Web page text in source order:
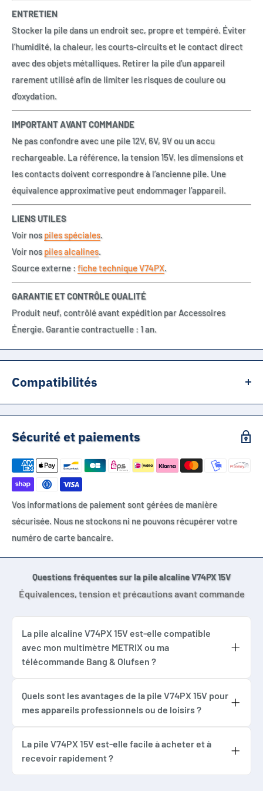
ENTRETIEN
Stocker la pile dans un endroit sec, propre et tempéré. Éviter
l’humidité, la chaleur, les courts-circuits et le contact direct
avec des objets métalliques. Retirer la pile d’un appareil
rarement utilisé afin de limiter les risques de coulure ou
d’oxydation.
IMPORTANT AVANT COMMANDE
Ne pas confondre avec une pile 12V, 6V, 9V ou un accu
rechargeable. La référence, la tension 15V, les dimensions et
les contacts doivent correspondre à l’ancienne pile. Une
équivalence approximative peut endommager l’appareil.
LIENS UTILES
Voir nospiles spéciales.
Voir nospiles alcalines.
Source externe : fiche technique V74PX.
GARANTIE ET CONTRÔLE QUALITÉ
Produit neuf, contrôlé avant expédition par Accessoires
Énergie. Garantie contractuelle : 1 an.
Compatibilités
V74PX
MN154
10LR54
PX74
504
220A
A220
KA74
NEDA 220
10LF54
Appareils de mesure
Déclencheurs photo
Sécurité et paiements
Vos informations de paiement sont gérées de manière
sécurisée. Nous ne stockons ni ne pouvons récupérer votre
numéro de carte bancaire.
Questions fréquentes sur la pile alcaline V74PX 15V
Équivalences, tension et précautions avant commande
La pile alcaline V74PX 15V est-elle compatible
avec mon multimètre METRIX ou ma
télécommande Bang & Olufsen ?
spécialement conçue pour remplacer
efficacement les modèles 4074, MN154,
Elle est idéale pour les multimètres METRIX,
télécommandes Bang & Olufsen, contrôleurs
Quels sont les avantages de la pile V74PX 15V pour
mes appareils professionnels ou de loisirs ?
une excellente stabilité de courant,
essentielles pour des appareils précis comme
La pile V74PX 15V est-elle facile à acheter et à
recevoir rapidement ?